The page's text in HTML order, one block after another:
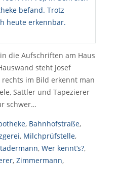
die Aufschriften am Haus
steht Josef
im Bild erkennt man
Sattler und Tapezierer
schwer…
, Bahnhofstraße,
, Milchprüfstelle,
, Wer kennt‘s?,
, Zimmermann,